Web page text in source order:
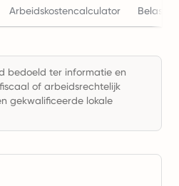
Arbeidskostencalculator
bedoeld ter informatie en
of arbeidsrechtelijk
gekwalificeerde lokale